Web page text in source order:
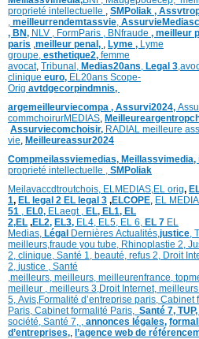
proprieté intellectuelle , SMPoliak ,
, meilleurrendemtassvie,
, BN, NLV , FormParis , BNfraude , meilleur
paris ,meilleur penal, , Lyme , Lyme
groupe, esthetique2, femme
avocat, Tribunal, Medias20ans, Legal 3,
clinique euro, EL20ans Scope-
Orig avtdgecorpindmnis,
argemeilleurviecompa , Assurvi2024,
commchoirurMEDIAS,
Assurviecomchoisir, RADIAL meilleure
vie, Meilleureassur2024
Compmeilassviemedias, Meillassvimedia,
proprieté intellectuelle , SMPoliak
Meilavaccdtroutchois, ELMEDIAS,EL orig,
1, EL legal 2 EL legal 3 ,ELCOPE, EL
51 , EL0, ELaegt , EL, EL1, EL
2,EL ,EL2, EL3, EL4, EL5, EL 6, EL 7 EL
Medias, Légal Dernières Actualités,justice,
meilleurs,fraude you tube, Rhinoplastie 2,
2, clinique, Santé 1, beauté, refus 2, Droit
2, justice , Santé
,meilleurs, meilleurs, meilleurenfrance,
meilleur , meilleurs 3,Droit Internet,
5, Avis,Formalité d’entreprise paris, Cabinet
Paris, Cabinet formalité Paris, Santé 7, TUP,
société, Santé 7, , annonces légales,
d’entreprises,, l’agence web de